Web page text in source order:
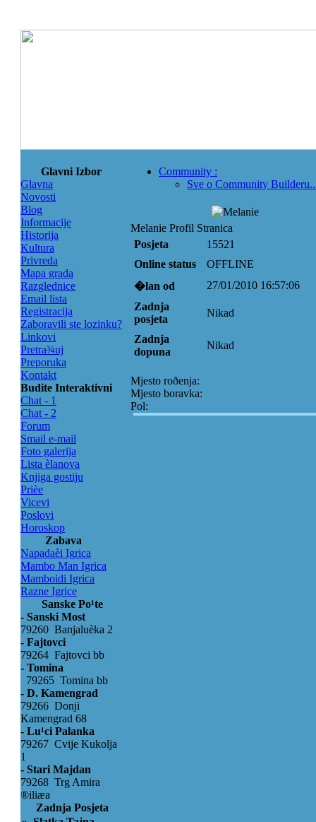
Glavni Izbor
Glavna
Novosti
Blog
Informacije
Historija
Kultura
Privreda
Mapa grada
Razglednice
Email lista
Registracija
Zaboravili ste lozinku?
Linkovi
Pretra¾uj
Preporuka
Kontakt
Budite Interaktivni
Chat - 1
Chat - 2
Forum
Smail e-mail
Foto galerija
Lista èlanova
Knjiga gostiju
Prièe
Vicevi
Poslovi
Horoskop
Zabava
Napadaèi Igrica
Mambo Man Igrica
Mamboidi Igrica
Razne Igrice
Sanske Po¹te
- Sanski Most
79260 Banjaluèka 2
- Fajtovci
79264 Fajtovci bb
- Tomina
79265 Tomina bb
- D. Kamengrad
79266 Donji
Kamengrad 68
- Lu¹ci Palanka
79267 Cvije Kukolja
1
- Stari Majdan
79268 Trg Amira
®iliæa
Zadnja Posjeta
Community :
Sve o Community
Melanie Profil Stranica
Posjeta
15521
Online status
OFFLINE
�lan od
27/01/2010 16:57:06
Zadnja
posjeta
Nikad
Zadnja
dopuna
Nikad
Mjesto roðenja:
Mjesto boravka:
Pol: